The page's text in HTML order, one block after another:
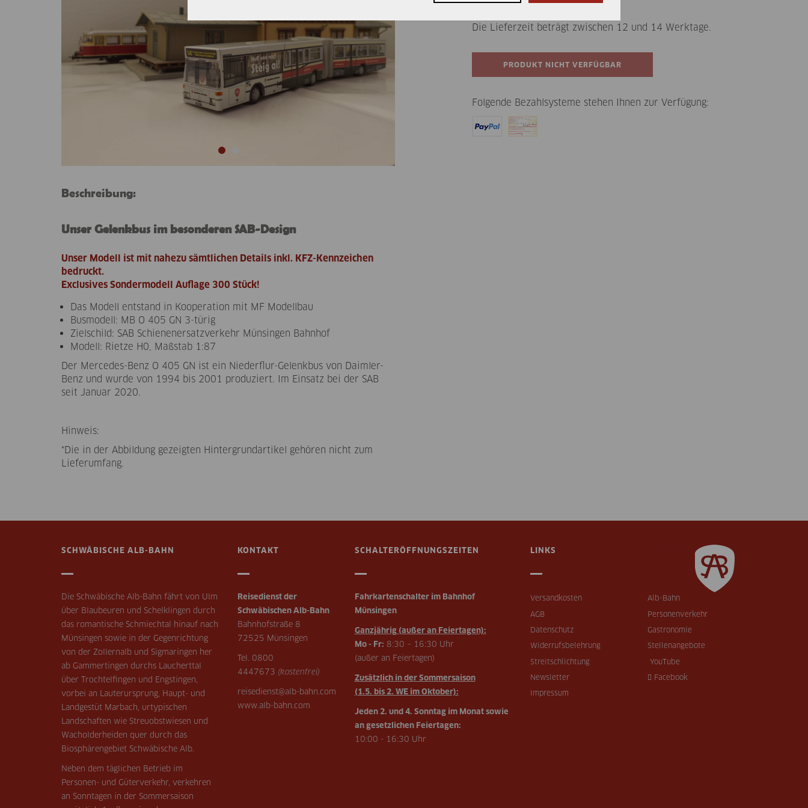
Beschreibung:
Unser Gelenkbus im besonderen SAB-Design
Unser Modell ist mit nahezu sämtlichen Details inkl. KFZ-Kennzeichen
bedruckt.
Exclusives Sondermodell Auflage 300 Stück!
Das Modell entstand in Kooperation mit MF Modellbau
Busmodell: MB O 405 GN 3-türig
Zielschild: SAB Schienenersatzverkehr Münsingen Bahnhof
Modell: Rietze H0, Maßstab 1:87
Der Mercedes-Benz O 405 GN ist ein Niederflur-Gelenkbus von Daimler-
Benz und wurde von 1994 bis 2001 produziert. Im Einsatz bei der SAB
seit Januar 2020.
Hinweis:
*Die in der Abbildung gezeigten Hintergrundartikel gehören nicht zum
Lieferumfang.
Die Lieferzeit beträgt zwischen 12 und 14 Werktage.
Folgende Bezahlsysteme stehen Ihnen zur Verfügung:
SCHWÄBISCHE ALB-BAHN
Die Schwäbische Alb-Bahn fährt von Ulm
über Blaubeuren und Schelklingen durch
das romantische Schmiechtal hinauf nach
Münsingen sowie in der Gegenrichtung
von der Zollernalb und Sigmaringen her
ab Gammertingen durchs Laucherttal
über Trochtelfingen und Engstingen,
vorbei an Lauterursprung, Haupt- und
Landgestüt Marbach, urtypischen
Landschaften wie Streuobstwiesen und
Wacholderheiden quer durch das
Biosphärengebiet Schwäbische Alb.
Neben dem täglichen Betrieb im
Personen- und Güterverkehr, verkehren
an Sonntagen in der Sommersaison
KONTAKT
Reisedienst der
Schwäbischen Alb-Bahn
Bahnhofstraße 8
72525 Münsingen
Tel. 0800
4447673 (kostenfrei)
reisedienst@alb-bahn.com
www.alb-bahn.com
SCHALTERÖFFNUNGSZEITEN
Fahrkartenschalter im Bahnhof
Münsingen
Ganzjährig (außer an Feiertagen):
Mo - Fr: 8:30 – 16:30 Uhr
(außer an Feiertagen)
Zusätzlich in der Sommersaison
(1.5. bis 2. WE im Oktober):
Jeden 2. und 4. Sonntag im Monat sowie
an gesetzlichen Feiertagen:
10:00 - 16:30 Uhr
LINKS
Versandkosten
AGB
Datenschutz
Widerrufsbelehrung
Streitschlichtung
Newsletter
Impressum
SERVICELINKS
Alb-Bahn
Personenverkehr
Gastronomie
Stellenangebote
YouTube
Facebook